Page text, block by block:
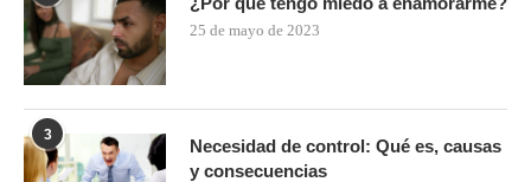
25 de mayo de 2023
3
Necesidad de control: Qué es, causas
y consecuencias